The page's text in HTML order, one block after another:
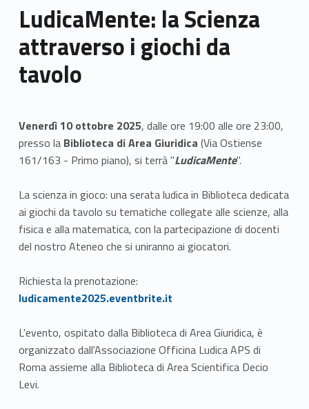
LudicaMente: la Scienza
attraverso i giochi da
tavolo
Venerdì 10 ottobre 2025, dalle ore 19:00 alle ore 23:00,
presso la Biblioteca di Area Giuridica (Via Ostiense
161/163 - Primo piano), si terrà "LudicaMente".
La scienza in gioco: una serata ludica in Biblioteca dedicata
ai giochi da tavolo su tematiche collegate alle scienze, alla
fisica e alla matematica, con la partecipazione di docenti
del nostro Ateneo che si uniranno ai giocatori.
Richiesta la prenotazione:
ludicamente2025.eventbrite.it
L'evento, ospitato dalla Biblioteca di Area Giuridica, è
organizzato dall'Associazione Officina Ludica APS di
Roma assieme alla Biblioteca di Area Scientifica Decio
Levi.